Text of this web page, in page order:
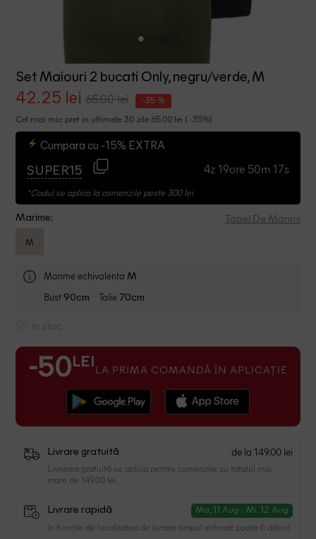
Set Maiouri 2 bucati Only, negru/verde, M
42.25 lei 65.00 lei -35 %
Cel mai mic pret in ultimele 30 zile 65.00 lei ( -35%)
Cumpara cu -15% EXTRA
SUPER15 4z 19ore 50m 17s
*Codul se aplica la comenzile peste 300 lei
Marime: Tabel De Marimi
M
Marime echivalenta M
Bust 90cm Talie 70cm
In stoc
-50 LEI LA PRIMA COMANDĂ ÎN APLICAȚIE
Livrare gratuită de la 149.00 lei
Livrarea gratuită se aplica pentru comenzile cu totalul mai
mare de 149.00 lei
Livrare rapidă Ma, 11 Aug - Mi, 12 Aug
In functie de localitatea de livrare timpul estimat poate fi diferit.